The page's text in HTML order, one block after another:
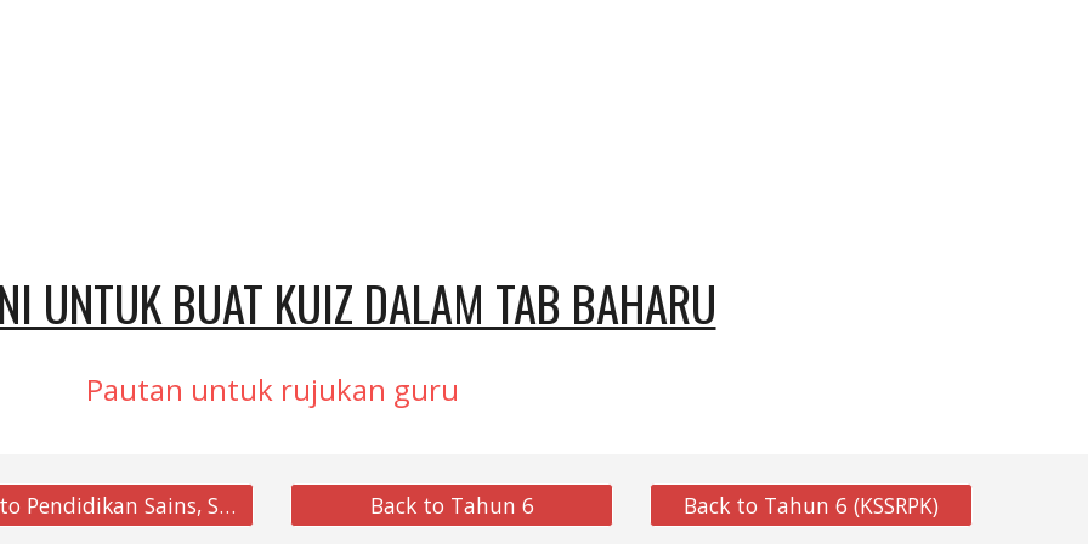
UNTUK BUAT KUIZ DALAM TAB BAHARU
Pautan untuk rujukan guru
Back to Pendidikan Sains, Sosial, dan Alam Sekitar Back to Tahun 6 Back to Tahun 6 (KSSRPK)